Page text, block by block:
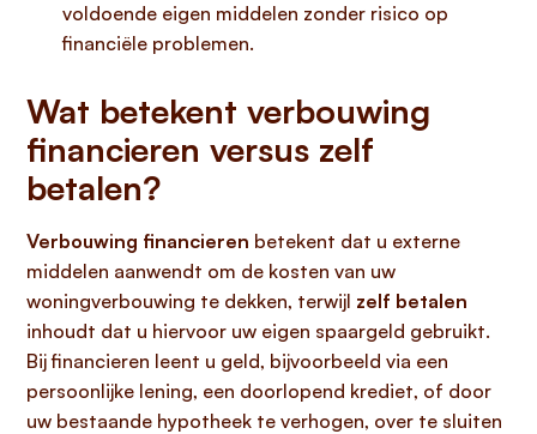
voldoende eigen middelen zonder risico op
financiële problemen.
Wat betekent verbouwing
financieren versus zelf
betalen?
Verbouwing financieren betekent dat u externe
middelen aanwendt om de kosten van uw
woningverbouwing te dekken, terwijl zelf betalen
inhoudt dat u hiervoor uw eigen spaargeld gebruikt.
Bij financieren leent u geld, bijvoorbeeld via een
persoonlijke lening, een doorlopend krediet, of door
uw bestaande hypotheek te verhogen, over te sluiten